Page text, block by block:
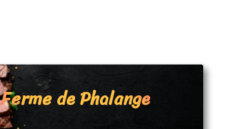
Ferme de Phalange